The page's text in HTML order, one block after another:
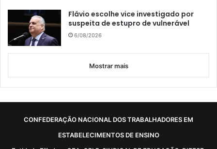
Flávio escolhe vice investigado por
suspeita de estupro de vulnerável
6/08/2026
Mostrar mais
CONFEDERAÇÃO NACIONAL DOS TRABALHADORES EM
ESTABELECIMENTOS DE ENSINO